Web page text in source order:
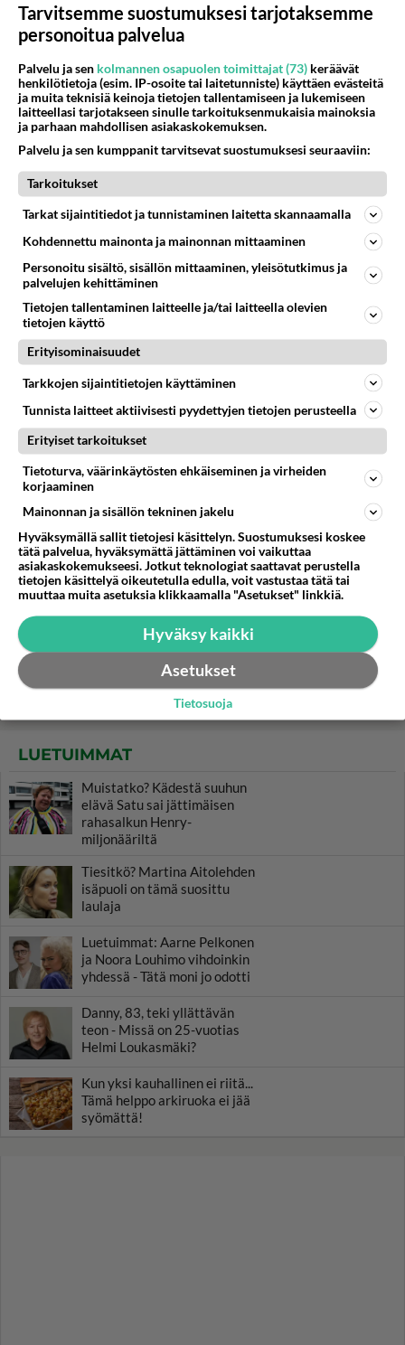
Tässä ovat Elämäni biisi -vieraat lauantai 25.10. -
Erityisesti yksi vieras ilahduttaa!
LUETUIMMAT
Muistatko? Kädestä suuhun
elävä Satu sai jättimäisen
rahasalkun Henry-
miljonääriltä
Tiesitkö? Martina Aitolehden
isäpuoli on tämä suosittu
laulaja
Luetuimmat: Aarne Pelkonen
ja Noora Louhimo vihdoinkin
yhdessä - Tätä moni jo odotti
Danny, 83, teki yllättävän
teon - Missä on 25-vuotias
Helmi Loukasmäki?
Kun yksi kauhallinen ei riitä...
Tämä helppo arkiruoka ei jää
syömättä!
Tarvitsemme suostumuksesi tarjotaksemme
personoitua palvelua
Palvelu ja sen kolmannen osapuolen toimittajat (73) keräävät
henkilötietoja (esim. IP-osoite tai laitetunniste) käyttäen evästeitä
ja muita teknisiä keinoja tietojen tallentamiseen ja lukemiseen
laitteellasi tarjotakseen sinulle tarkoituksenmukaisia mainoksia
ja parhaan mahdollisen asiakaskokemuksen.
Palvelu ja sen kumppanit tarvitsevat suostumuksesi seuraaviin:
Tarkoitukset
Tarkat sijaintitiedot ja tunnistaminen laitetta skannaamalla
Kohdennettu mainonta ja mainonnan mittaaminen
Personoitu sisältö, sisällön mittaaminen, yleisötutkimus ja
palvelujen kehittäminen
Tietojen tallentaminen laitteelle ja/tai laitteella olevien
tietojen käyttö
Erityisominaisuudet
Tarkkojen sijaintitietojen käyttäminen
Tunnista laitteet aktiivisesti pyydettyjen tietojen perusteella
Erityiset tarkoitukset
Tietoturva, väärinkäytösten ehkäiseminen ja virheiden
korjaaminen
Mainonnan ja sisällön tekninen jakelu
Hyväksymällä sallit tietojesi käsittelyn. Suostumuksesi koskee
tätä palvelua, hyväksymättä jättäminen voi vaikuttaa
asiakaskokemukseesi. Jotkut teknologiat saattavat perustella
tietojen käsittelyä oikeutetulla edulla, voit vastustaa tätä tai
muuttaa muita asetuksia klikkaamalla "Asetukset" linkkiä.
Hyväksy kaikki
Asetukset
Tietosuoja